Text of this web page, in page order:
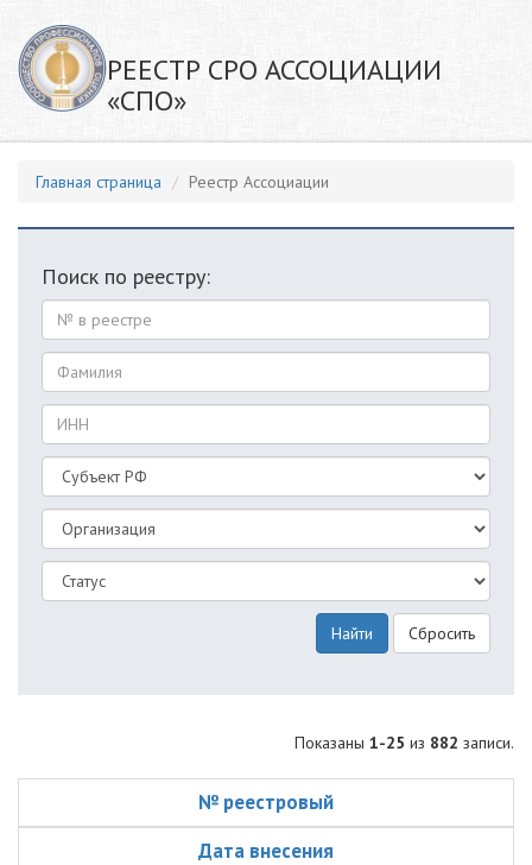
РЕЕСТР СРО АССОЦИАЦИИ
«СПО»
Главная страница Реестр Ассоциации
Поиск по реестру:
Найти Сбросить
Показаны 1-25 из 882 записи.
№ реестровый
Дата внесения